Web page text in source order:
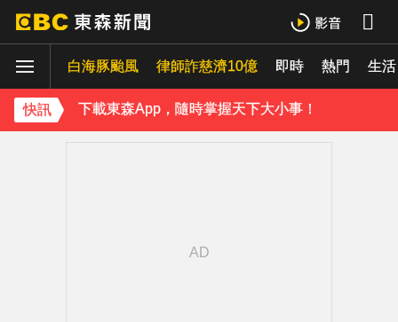
白海豚颱風 律師詐慈濟10億 即時 熱門 生活
快訊
《理財達人秀》X 安聯投信免費講座報名中！搶先卡位 2027
下載東森App，隨時掌握天下大小事！
內政部向憲法法庭遞狀 聲請解散統促黨